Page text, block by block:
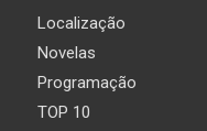
Localização
Novelas
Programação
TOP 10